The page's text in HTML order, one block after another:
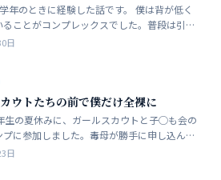
年のときに経験した話です。 僕は背が低く
ることがコンプレックスでした。普段は引っ
人しい性格をしています。 ただ何でもよく
日
ウトたちの前で僕だけ全裸に
生の夏休みに、ガールスカウトと子◯も会の
プに参加しました。毒母が勝手に申し込んだ
ントでした。まったく乗り気がしません。
日